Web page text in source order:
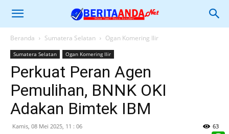
Beranda Sumatera Selatan Ogan Komering Ilir
Sumatera Selatan Ogan Komering Ilir
Perkuat Peran Agen
Pemulihan, BNNK OKI
Adakan Bimtek IBM
Kamis, 08 Mei 2025, 11 : 06 63